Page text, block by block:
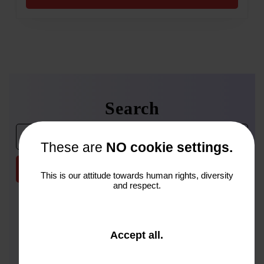
Search
Search
for:
Archives
These are NO cookie settings.
This is our attitude towards human rights, diversity
and respect.
Accept alland
.